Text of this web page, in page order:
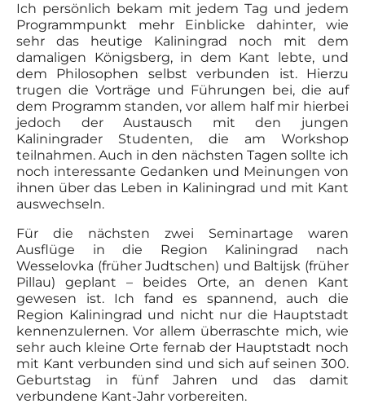
Ich persönlich bekam mit jedem Tag und jedem
Programmpunkt mehr Einblicke dahinter, wie
sehr das heutige Kaliningrad noch mit dem
damaligen Königsberg, in dem Kant lebte, und
dem Philosophen selbst verbunden ist. Hierzu
trugen die Vorträge und Führungen bei, die auf
dem Programm standen, vor allem half mir hierbei
jedoch der Austausch mit den jungen
Kaliningrader Studenten, die am Workshop
teilnahmen. Auch in den nächsten Tagen sollte ich
noch interessante Gedanken und Meinungen von
ihnen über das Leben in Kaliningrad und mit Kant
auswechseln.
Für die nächsten zwei Seminartage waren
Ausflüge in die Region Kaliningrad nach
Wesselovka (früher Judtschen) und Baltijsk (früher
Pillau) geplant – beides Orte, an denen Kant
gewesen ist. Ich fand es spannend, auch die
Region Kaliningrad und nicht nur die Hauptstadt
kennenzulernen. Vor allem überraschte mich, wie
sehr auch kleine Orte fernab der Hauptstadt noch
mit Kant verbunden sind und sich auf seinen 300.
Geburtstag in fünf Jahren und das damit
verbundene Kant-Jahr vorbereiten.